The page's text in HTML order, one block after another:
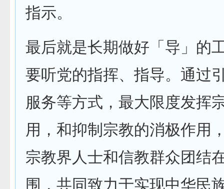
指示。
最后就是长期做好「导」的
要听党的指挥、指导。通过
服务等方式，最大限度发挥
用，和抑制宗教的消极作用
宗教界人士和信教群众团结
围，共同致力于实现中华民